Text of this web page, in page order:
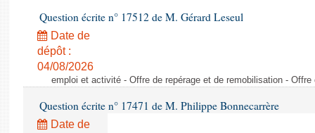
Question écrite n° 17512 de M. Gérard Leseul
Date de
dépôt :
04/08/2026
emploi et activité - Offre de repérage et de remobilisation -
Question écrite n° 17471 de M. Philippe Bonnecarrère
Date de